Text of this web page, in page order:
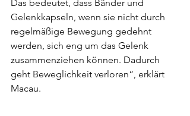
Das bedeutet, dass Bänder und
Gelenkkapseln, wenn sie nicht durch
regelmäßige Bewegung gedehnt
werden, sich eng um das Gelenk
zusammenziehen können. Dadurch
geht Beweglichkeit verloren“, erklärt
Macau.